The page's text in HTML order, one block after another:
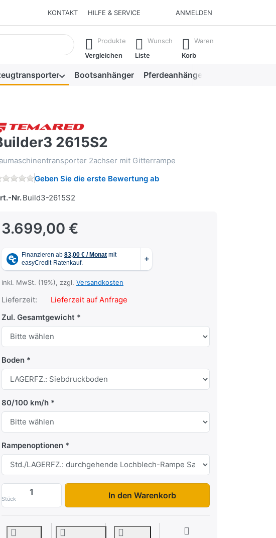
KONTAKT HILFE & SERVICE ANMELDEN
automatisch erste Ergebnisse. Drücken Sie die Eingabetaste, um alle
Produkte
Vergleichen
Wunsch
Liste
Waren
Korb
Bootsanhänger Pferdeanhänger
2615S2
2achser mit Gitterrampe
Geben Sie die erste Bewertung ab
Nr.Build3-2615S2
3.699,00 €
inkl. MwSt. (19%), zzgl. Versandkosten
Lieferzeit:
Lieferzeit auf Anfrage
Zul. Gesamtgewicht
Boden
80/100 km/h
Rampenoptionen
Stück
Builder3 2615S2 zu 3.699,00 €, Menge 1. Boden:
In den Warenkorb